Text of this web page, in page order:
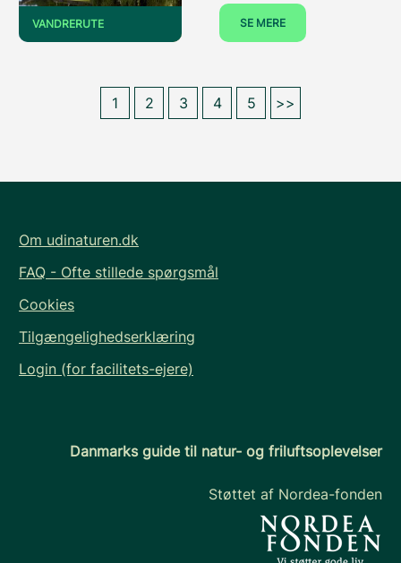
VANDRERUTE SE MERE
1 2 3 4 5 >>
Om udinaturen.dk
FAQ - Ofte stillede spørgsmål
Cookies
Tilgængelighedserklæring
Login (for facilitets-ejere)
Danmarks guide til natur- og friluftsoplevelser
Støttet af Nordea-fonden